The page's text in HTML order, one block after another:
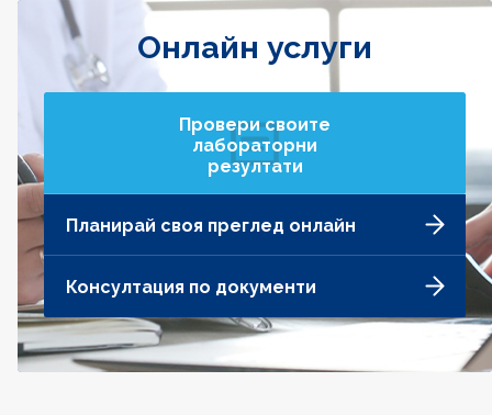
Онлайн услуги
Провери своите
лабораторни
резултати
Планирай своя преглед онлайн
Консултация по документи